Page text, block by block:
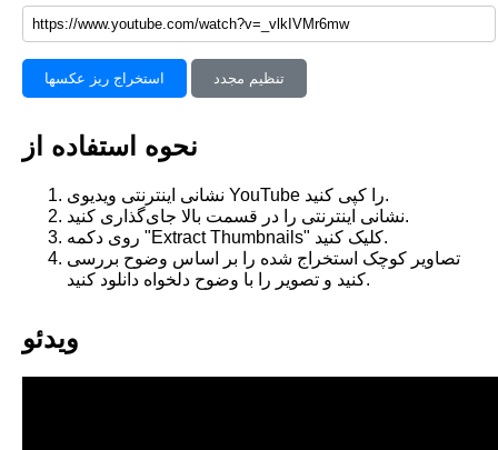
استخراج ریز عکسها تنظیم مجدد
نحوه استفاده از
نشانی اینترنتی ویدیوی YouTube را کپی کنید.
نشانی اینترنتی را در قسمت بالا جای‌گذاری کنید.
روی دکمه "Extract Thumbnails" کلیک کنید.
تصاویر کوچک استخراج شده را بر اساس وضوح بررسی
کنید و تصویر را با وضوح دلخواه دانلود کنید.
ویدئو